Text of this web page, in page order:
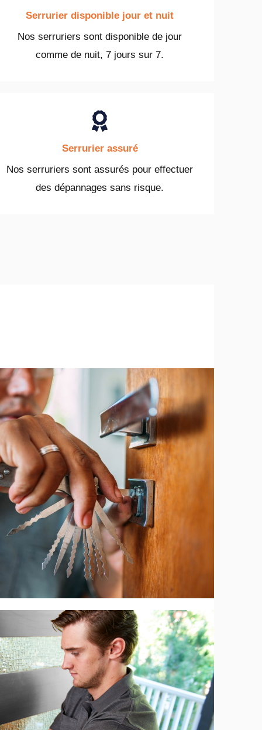
Serrurier disponible jour et nuit
Nos serruriers sont disponible de jour
comme de nuit, 7 jours sur 7.
Serrurier assuré
Nos serruriers sont assurés pour effectuer
des dépannages sans risque.